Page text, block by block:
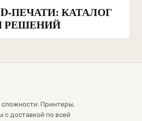
ПЕЧАТИ: КАТАЛОГ
РЕШЕНИЙ
Принтеры,
с доставкой по всей